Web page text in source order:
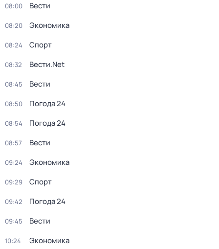
08:00 Вести
08:20 Экономика
08:24 Спорт
08:32 Вести.Net
08:45 Вести
08:50 Погода 24
08:54 Погода 24
08:57 Вести
09:24 Экономика
09:29 Спорт
09:42 Погода 24
09:45 Вести
10:24 Экономика